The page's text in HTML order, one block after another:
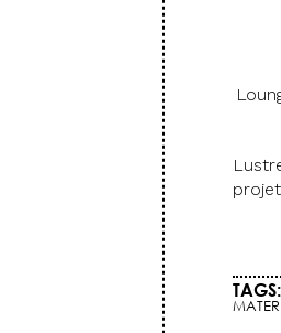
TAGS: